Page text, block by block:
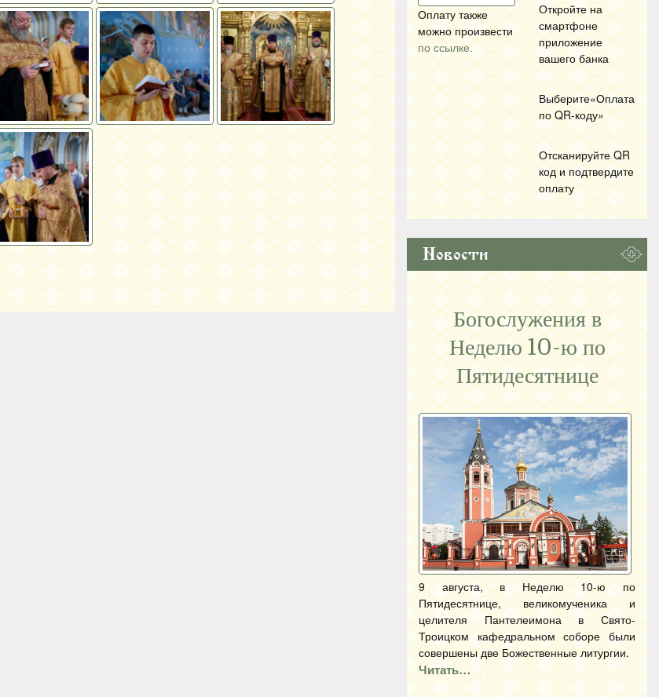
Оплату также
можно произвести
по ссылке.
Откройте на
смартфоне
приложение
вашего банка
Выберите«Оплата
по QR-коду»
Отсканируйте QR
код и подтвердите
оплату
Новости
Богослужения в
Неделю 10-ю по
Пятидесятнице
9 августа, в Неделю 10-ю по
Пятидесятнице, великомученика и
целителя Пантелеимона в Свято-
Троицком кафедральном соборе были
совершены две Божественные литургии.
Читать…